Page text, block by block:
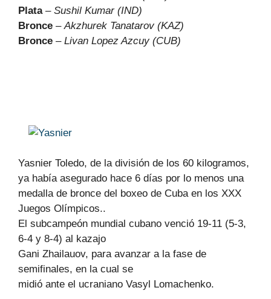
Plata– Sushil Kumar (IND)
Bronce –Akzhurek Tanatarov (KAZ)
Bronce – Livan Lopez Azcuy (CUB)
Yasnier Toledo, de la división de los 60 kilogramos,
ya había asegurado hace 6 días por lo menos una
medalla de bronce del boxeo de Cuba en los XXX
Juegos Olímpicos..
El subcampeón mundial cubano venció 19-11 (5-3,
6-4 y 8-4) al kazajo
Gani Zhailauov, para avanzar a la fase de
semifinales, en la cual se
midió ante el ucraniano Vasyl Lomachenko.